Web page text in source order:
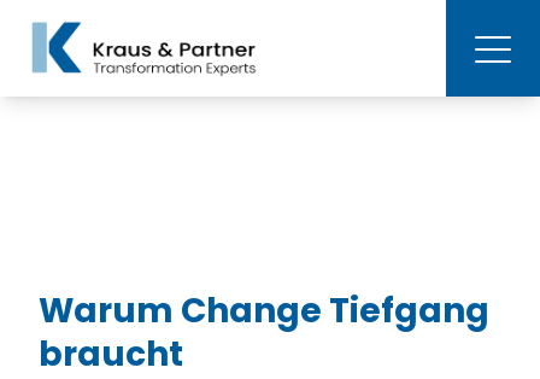
Warum Change Tiefgang
braucht